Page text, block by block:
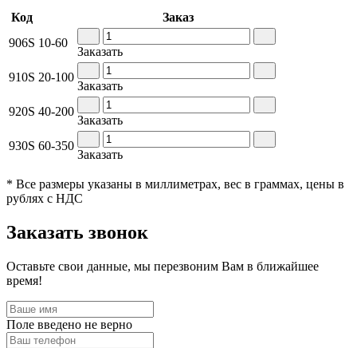
Код
Заказ
906S 10-60
Заказать
910S 20-100
Заказать
920S 40-200
Заказать
930S 60-350
Заказать
* Все размеры указаны в миллиметрах, вес в граммах, цены в
рублях с НДС
Заказать звонок
Оставьте свои данные, мы перезвоним Вам в ближайшее
время!
Поле введено не верно